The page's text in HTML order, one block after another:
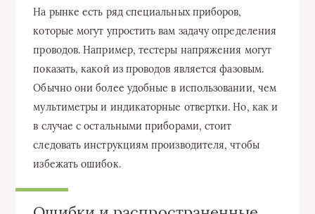
На рынке есть ряд специальных приборов,
которые могут упростить вам задачу определения
проводов. Например, тестеры напряжения могут
показать, какой из проводов является фазовым.
Обычно они более удобные в использовании, чем
мультиметры и индикаторные отвертки. Но, как и
в случае с остальными приборами, стоит
следовать инструкциям производителя, чтобы
избежать ошибок.